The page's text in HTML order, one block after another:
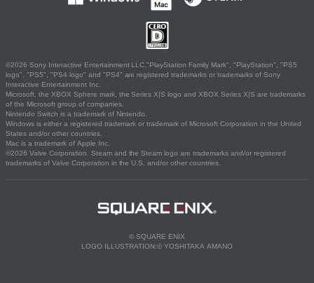
©2026 Sony Interactive Entertainment LLC."PlayStation Family Mark", "PlayStation", "PS5
logo", "PS5", "PS4 logo" and "PS4" are registered trademarks or trademarks of Sony
Interactive Entertainment Inc.
Microsoft, the XBOX Sphere mark, the Series X|S logo and XBOX Series X|S are trademarks
of the Microsoft group of companies.
Nintendo Switch is a trademark of Nintendo.
Windows is either a registered trademark or trademark of Microsoft Corporation in the United
States and/or other countries.
Mac is a trademark of Apple Inc.
©2026 Valve Corporation. Steam and the Steam logo are trademarks and/or registered
trademarks of Valve Corporation in the U.S. and/or other countries.
© SQUARE ENIX
LOGO ILLUSTRATION:© YOSHITAKA AMANO